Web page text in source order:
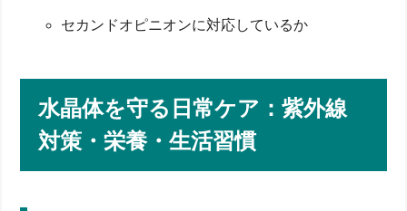
セカンドオピニオンに対応しているか
水晶体を守る日常ケア：紫外線
対策・栄養・生活習慣